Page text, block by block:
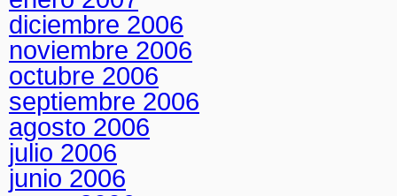
diciembre 2006
noviembre 2006
octubre 2006
septiembre 2006
agosto 2006
julio 2006
junio 2006